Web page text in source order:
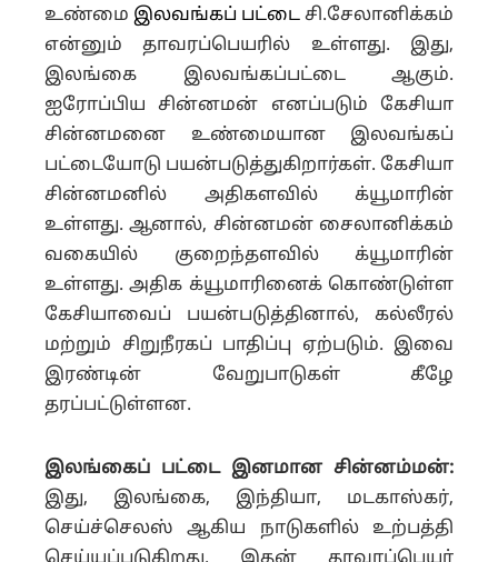
உண்மை இலவங்கப் பட்டை சி.சேலானிக்கம்
என்னும் தாவரப்பெயரில் உள்ளது. இது,
இலங்கை இலவங்கப்பட்டை ஆகும்.
ஐரோப்பிய சின்னமன் எனப்படும் கேசியா
சின்னமனை உண்மையான இலவங்கப்
பட்டையோடு பயன்படுத்துகிறார்கள். கேசியா
சின்னமனில் அதிகளவில் க்யூமாரின்
உள்ளது. ஆனால், சின்னமன் சைலானிக்கம்
வகையில் குறைந்தளவில் க்யூமாரின்
உள்ளது. அதிக க்யூமாரினைக் கொண்டுள்ள
கேசியாவைப் பயன்படுத்தினால், கல்லீரல்
மற்றும் சிறுநீரகப் பாதிப்பு ஏற்படும். இவை
இரண்டின் வேறுபாடுகள் கீழே
தரப்பட்டுள்ளன.
இலங்கைப் பட்டை இனமான சின்னம்மன்:
இது, இலங்கை, இந்தியா, மடகாஸ்கர்,
செய்ச்செலஸ் ஆகிய நாடுகளில் உற்பத்தி